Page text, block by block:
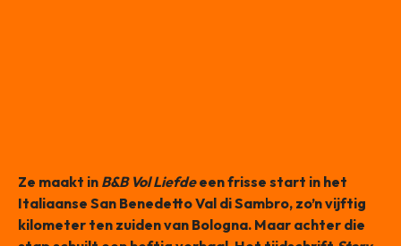
Ze maakt in B&B Vol Liefdeeen frisse start in het
Italiaanse San Benedetto Val di Sambro, zo’n vijftig
kilometer ten zuiden van Bologna. Maar achter die